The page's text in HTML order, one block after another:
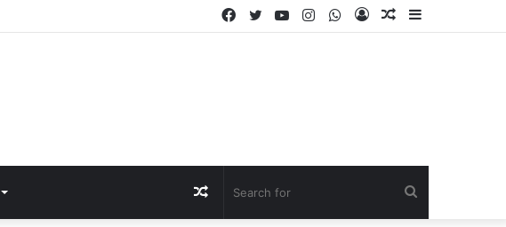
Sidebar
Random
Log
WhatsApp
Instagram
YouTube
Twitter
Facebook
Random